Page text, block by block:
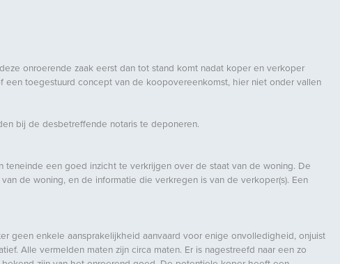
Dakraam, Natuurlijke ventilatie
Aan rustige weg
Tuin rondom
onroerende zaak eerst dan tot stand komt nadat koper en verkoper
toegestuurd concept van de koopovereenkomst, hier niet onder vallen
bij de desbetreffende notaris te deponeren.
een goed inzicht te verkrijgen over de staat van de woning. De
de woning, en de informatie die verkregen is van de verkoper(s). Een
geen enkele aansprakelijkheid aanvaard voor enige onvolledigheid, onjuist
Alle vermelden maten zijn circa maten. Er is nagestreefd naar een zo